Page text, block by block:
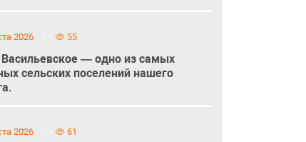
2026 55
— одно из самых
сельских поселений нашего
2026 61